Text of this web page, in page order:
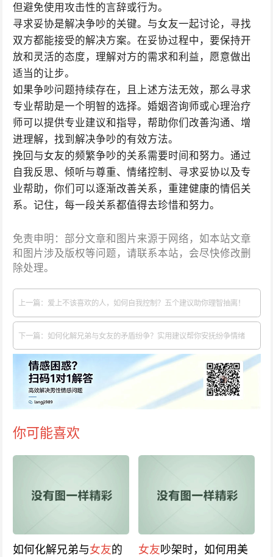
但避免使用攻击性的言辞或行为。
寻求妥协是解决争吵的关键。与女友一起讨论，寻找
双方都能接受的解决方案。在妥协过程中，要保持开
放和灵活的态度，理解对方的需求和利益，愿意做出
适当的让步。
如果争吵问题持续存在，且上述方法无效，那么寻求
专业帮助是一个明智的选择。婚姻咨询师或心理治疗
师可以提供专业建议和指导，帮助你们改善沟通、增
进理解，找到解决争吵的有效方法。
挽回与女友的频繁争吵的关系需要时间和努力。通过
自我反思、倾听与尊重、情绪控制、寻求妥协以及专
业帮助，你们可以逐渐改善关系，重建健康的情侣关
系。记住，每一段关系都值得去珍惜和努力。
免责申明：部分文章和图片来源于网络，如本站文章
和图片涉及版权等问题，请联系本站，会尽快修改删
除处理。
上一篇：爱上不该喜欢的人，如何自我控制？五个建议助你理智抽离！
下一篇：如何化解兄弟与女友的矛盾纷争？实用建议帮你安抚纷争情绪
你可能喜欢
如何化解兄弟与女友的
女友吵架时，如何用美